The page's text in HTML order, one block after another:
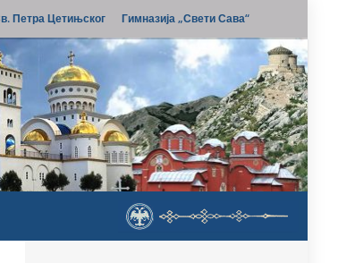
Петра Цетињског Гимназија „Свети Сава“